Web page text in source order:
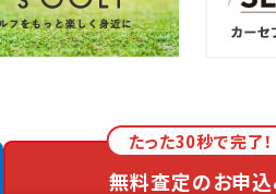
たった30秒で完了！
無料査定のお申